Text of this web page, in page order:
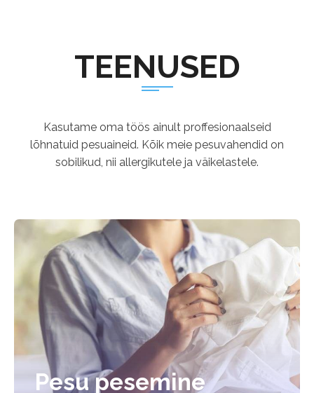
TEENUSED
Kasutame oma töös ainult proffesionaalseid
lõhnatuid pesuaineid. Kõik meie pesuvahendid on
sobilikud, nii allergikutele ja väikelastele.
Pesu pesemine